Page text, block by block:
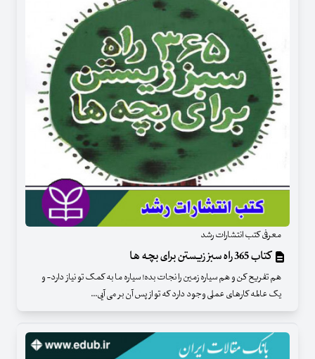
معرفی کتب انتشارات رشد
کتاب 365 راه سبز زیستن برای بچه ها
هم تفریح کن و هم سیاره زمین را نجات بده! سیاره ما به کمک تو نیاز دارد- و
یک عالمه کارهای عملی وجود دارد که تو از پس آن بر می آیی...